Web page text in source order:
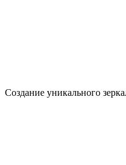
Создание уникального